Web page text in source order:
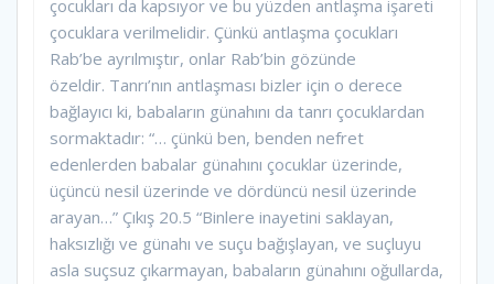
çocukları da kapsıyor ve bu yüzden antlaşma işareti
çocuklara verilmelidir. Çünkü antlaşma çocukları
Rab’be ayrılmıştır, onlar Rab’bin gözünde
özeldir. Tanrı’nın antlaşması bizler için o derece
bağlayıcı ki, babaların günahını da tanrı çocuklardan
sormaktadır: “… çünkü ben, benden nefret
edenlerden babalar günahını çocuklar üzerinde,
üçüncü nesil üzerinde ve dördüncü nesil üzerinde
arayan…” Çıkış 20.5 “Binlere inayetini saklayan,
haksızlığı ve günahı ve suçu bağışlayan, ve suçluyu
asla suçsuz çıkarmayan, babaların günahını oğullarda,